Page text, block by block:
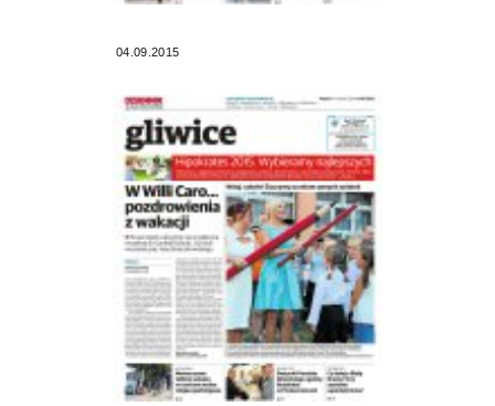
04.09.2015